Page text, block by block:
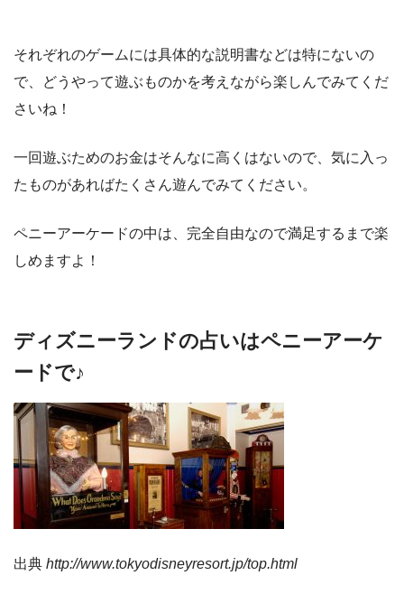
それぞれのゲームには具体的な説明書などは特にないの
で、どうやって遊ぶものかを考えながら楽しんでみてくだ
さいね！
一回遊ぶためのお金はそんなに高くはないので、気に入っ
たものがあればたくさん遊んでみてください。
ペニーアーケードの中は、完全自由なので満足するまで楽
しめますよ！
ディズニーランドの占いはペニーアーケ
ードで♪
出典 http://www.tokyodisneyresort.jp/top.html